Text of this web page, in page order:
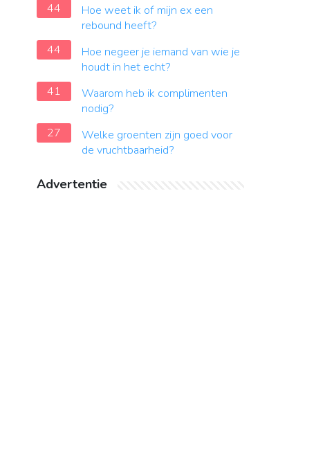
44
Hoe weet ik of mijn ex een
rebound heeft?
44
Hoe negeer je iemand van wie je
houdt in het echt?
41
Waarom heb ik complimenten
nodig?
27
Welke groenten zijn goed voor
de vruchtbaarheid?
Advertentie